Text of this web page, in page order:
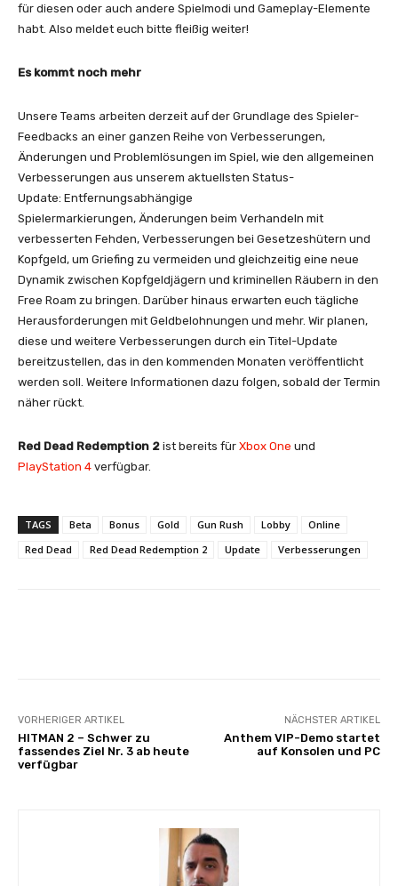
für diesen oder auch andere Spielmodi und Gameplay-Elemente
habt. Also meldet euch bitte fleißig weiter!
Es kommt noch mehr
Unsere Teams arbeiten derzeit auf der Grundlage des Spieler-
Feedbacks an einer ganzen Reihe von Verbesserungen,
Änderungen und Problemlösungen im Spiel, wie den allgemeinen
Verbesserungen aus unserem aktuellsten Status-
Update: Entfernungsabhängige
Spielermarkierungen, Änderungen beim Verhandeln mit
verbesserten Fehden, Verbesserungen bei Gesetzeshütern und
Kopfgeld, um Griefing zu vermeiden und gleichzeitig eine neue
Dynamik zwischen Kopfgeldjägern und kriminellen Räubern in den
Free Roam zu bringen. Darüber hinaus erwarten euch tägliche
Herausforderungen mit Geldbelohnungen und mehr. Wir planen,
diese und weitere Verbesserungen durch ein Titel-Update
bereitzustellen, das in den kommenden Monaten veröffentlicht
werden soll. Weitere Informationen dazu folgen, sobald der Termin
näher rückt.
Red Dead Redemption 2 ist bereits für Xbox One und
PlayStation 4 verfügbar.
TAGS Beta Bonus Gold Gun Rush Lobby
Online
Red Dead
Red Dead Redemption 2 Update Verbesserungen
VORHERIGER ARTIKEL
HITMAN 2 – Schwer zu
fassendes Ziel Nr. 3 ab heute
verfügbar
NÄCHSTER ARTIKEL
Anthem VIP-Demo startet
auf Konsolen und PC